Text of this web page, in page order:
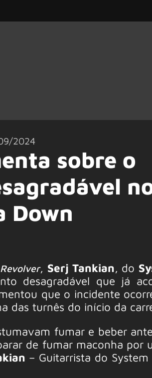
2024
sobre o
Down
Revolver, Serj Tankian, do
desagradável que já
que o incidente
das turnês do início da
fumar e beber
de fumar maconha por
– Guitarrista do